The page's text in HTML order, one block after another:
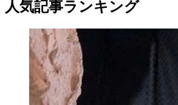
人気記事ランキング